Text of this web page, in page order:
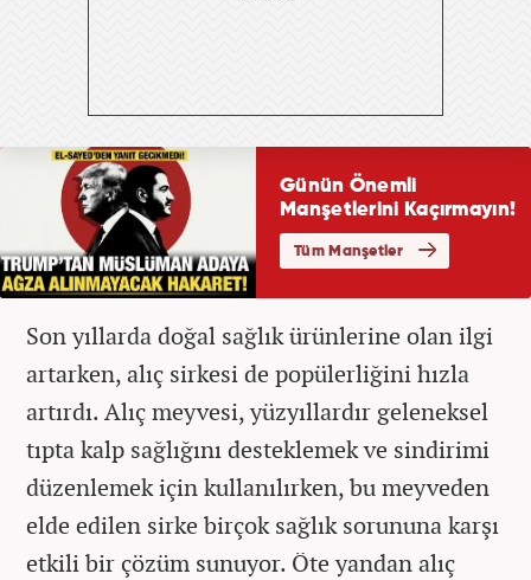
Son yıllarda doğal sağlık ürünlerine olan ilgi
artarken, alıç sirkesi de popülerliğini hızla
artırdı. Alıç meyvesi, yüzyıllardır geleneksel
tıpta kalp sağlığını desteklemek ve sindirimi
düzenlemek için kullanılırken, bu meyveden
elde edilen sirke birçok sağlık sorununa karşı
etkili bir çözüm sunuyor. Öte yandan alıç